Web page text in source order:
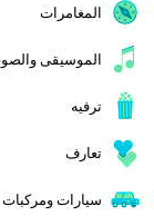
المغامرات
الموسيقى
ترفيه
تعارف
سيارات ومركبات